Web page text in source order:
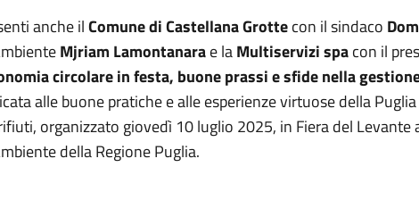
anche ilComune di Castellana Grottecon il sindaco
Mjriam Lamontanarae laMultiservizi spacon il
circolare in festa, buone prassi e sfide nella
alle buone pratiche e alle esperienze virtuose della
organizzato giovedì 10 luglio 2025, in Fiera del Levante
della Regione Puglia.